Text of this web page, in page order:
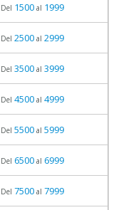
Del 1500al 1999
Del 2500al 2999
Del 3500al 3999
Del 4500al 4999
Del 5500al 5999
Del 6500al 6999
Del 7500al 7999